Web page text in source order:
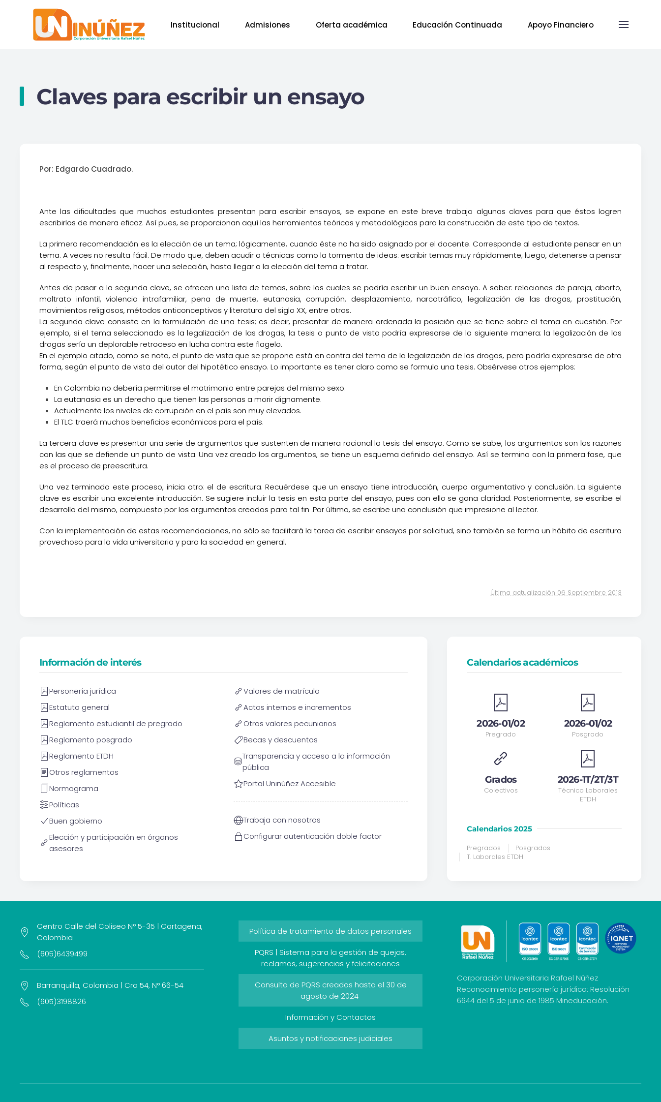
Skip to main content Institucional Admisiones Oferta académica Educación Continuada Apoyo Financiero
Claves para escribir un ensayo
Por: Edgardo Cuadrado.
Ante las dificultades que muchos estudiantes presentan para escribir ensayos, se expone en este breve trabajo algunas claves para que éstos logren
escribirlos de manera eficaz. Así pues, se proporcionan aquí las herramientas teóricas y metodológicas para la construcción de este tipo de textos.
La primera recomendación es la elección de un tema; lógicamente, cuando éste no ha sido asignado por el docente. Corresponde al estudiante pensar en un
tema. A veces no resulta fácil. De modo que, deben acudir a técnicas como la tormenta de ideas: escribir temas muy rápidamente; luego, detenerse a pensar
al respecto y, finalmente, hacer una selección, hasta llegar a la elección del tema a tratar.
Antes de pasar a la segunda clave, se ofrecen una lista de temas, sobre los cuales se podría escribir un buen ensayo. A saber: relaciones de pareja, aborto,
maltrato infantil, violencia intrafamiliar, pena de muerte, eutanasia, corrupción, desplazamiento, narcotráfico, legalización de las drogas, prostitución,
movimientos religiosos, métodos anticonceptivos y literatura del siglo XX, entre otros.
La segunda clave consiste en la formulación de una tesis; es decir, presentar de manera ordenada la posición que se tiene sobre el tema en cuestión. Por
ejemplo, si el tema seleccionado es la legalización de las drogas, la tesis o punto de vista podría expresarse de la siguiente manera: la legalización de las
drogas sería un deplorable retroceso en lucha contra este flagelo.
En el ejemplo citado, como se nota, el punto de vista que se propone está en contra del tema de la legalización de las drogas, pero podría expresarse de otra
forma, según el punto de vista del autor del hipotético ensayo. Lo importante es tener claro como se formula una tesis. Obsérvese otros ejemplos:
En Colombia no debería permitirse el matrimonio entre parejas del mismo sexo.
La eutanasia es un derecho que tienen las personas a morir dignamente.
Actualmente los niveles de corrupción en el país son muy elevados.
El TLC traerá muchos beneficios económicos para el país.
La tercera clave es presentar una serie de argumentos que sustenten de manera racional la tesis del ensayo. Como se sabe, los argumentos son las razones
con las que se defiende un punto de vista. Una vez creado los argumentos, se tiene un esquema definido del ensayo. Así se termina con la primera fase, que
es el proceso de preescritura.
Una vez terminado este proceso, inicia otro: el de escritura. Recuérdese que un ensayo tiene introducción, cuerpo argumentativo y conclusión. La siguiente
clave es escribir una excelente introducción. Se sugiere incluir la tesis en esta parte del ensayo, pues con ello se gana claridad. Posteriormente, se escribe el
desarrollo del mismo, compuesto por los argumentos creados para tal fin .Por último, se escribe una conclusión que impresione al lector.
Con la implementación de estas recomendaciones, no sólo se facilitará la tarea de escribir ensayos por solicitud, sino también se forma un hábito de escritura
provechoso para la vida universitaria y para la sociedad en general.
Última actualización 06 Septiembre 2013
Información de interés
Personería jurídica
Estatuto general
Reglamento estudiantil de pregrado
Reglamento posgrado
Reglamento ETDH
Otros reglamentos
Normograma
Políticas
Buen gobierno
Elección y participación en órganos
asesores
Valores de matrícula
Actos internos e incrementos
Otros valores pecuniarios
Becas y descuentos
Transparencia y acceso a la información
pública
Portal Uninúñez Accesible
Trabaja con nosotros
Configurar autenticación doble factor
Calendarios académicos
2026-01/02
Pregrado
Grados
Colectivos
2026-01/02
Posgrado
2026-1T/2T/3T
Técnico Laborales
ETDH
Calendarios 2025
Pregrados
Posgrados
T. Laborales ETDH
Centro Calle del Coliseo N° 5-35 | Cartagena,
Colombia
(605)6439499
Barranquilla, Colombia | Cra 54, N° 66-54
(605)3198826
Política de tratamiento de datos personales
PQRS | Sistema para la gestión de quejas,
reclamos, sugerencias y felicitaciones
Consulta de PQRS creados hasta el 30 de
agosto de 2024
Información y Contactos
Asuntos y notificaciones judiciales
Corporación Universitaria Rafael Núñez
Reconocimiento personería jurídica: Resolución
6644 del 5 de junio de 1985 Mineducación.